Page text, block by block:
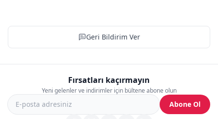
Geri Bildirim Ver
Fırsatları kaçırmayın
Yeni gelenler ve indirimler için bültene abone olun
Abone Ol